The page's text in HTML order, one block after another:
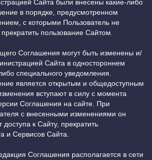
Сайта были внесены какие-либо
в порядке, предусмотренном
с которыми Пользователь не
пользование Сайтом.
Соглашения могут быть изменены и/
Сайта в одностороннем
специального уведомления.
является открытым и общедоступным
вступают в силу с момента
Соглашения на сайте. При
с внесенными изменениями он
доступа к Сайту, прекратить
и Сервисов Сайта.
Соглашения располагается в сети